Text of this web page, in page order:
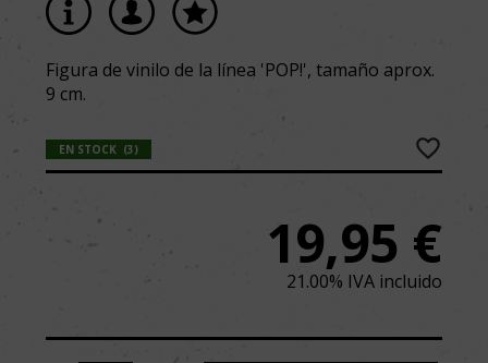
Figura de vinilo de la línea 'POP!', tamaño aprox.
9 cm.
EN STOCK (3)
19,95 €
21.00% IVA incluido